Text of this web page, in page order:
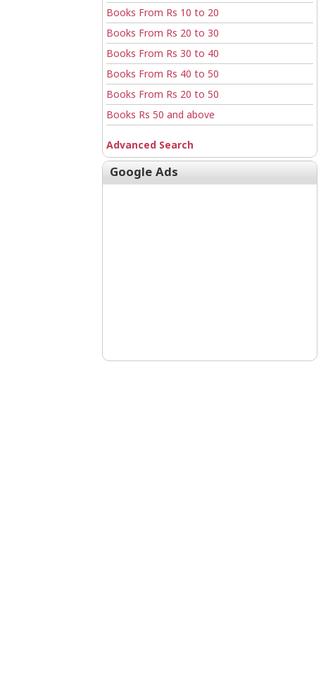
Books From Rs 10 to 20
Books From Rs 20 to 30
Books From Rs 30 to 40
Books From Rs 40 to 50
Books From Rs 20 to 50
Books Rs 50 and above
Advanced Search
Google Ads